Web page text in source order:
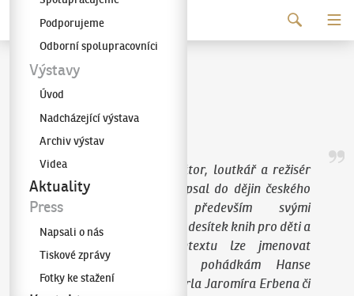
Galerie KODLPodporujeme
Odborní spolupracovníci
Výstavy
Úvod
Nadcházející výstava
Archiv výstav
Videa
Aktuality
Press
Napsali o nás
Tiskové zprávy
Fotky ke stažení
Jiří Trnka
(1912–1969)
Výtvarník, sochař, ilustrátor, loutkář a režisér
animovaných filmů se zapsal do dějin českého
výtvarného umění především svými
novátorskými ilustracemi desítek knih pro děti a
mládež. V tomto kontextu lze jmenovat
například ilustrace k pohádkám Hanse
Christiana Andersena, Karla Jaromíra Erbena či